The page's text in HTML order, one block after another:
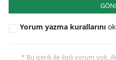
Yorum yazma kurallarını
* Bu içerik ile ilgili yorum yok,